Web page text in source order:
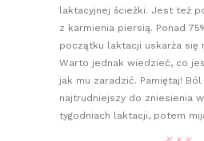
laktacyjnej ścieżki. Jest też
z karmienia piersią. Ponad
początku laktacji uskarża się
Warto jednak wiedzieć, co
jak mu zaradzić. Pamiętaj!
najtrudniejszy do zniesienia
tygodniach laktacji, potem